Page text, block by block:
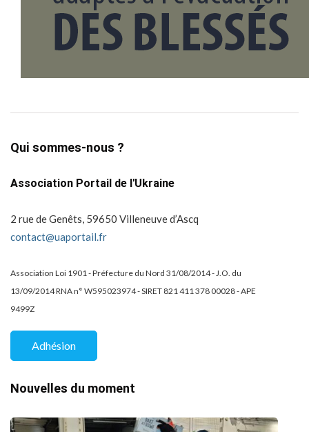
Qui sommes-nous ?
Association Portail de l'Ukraine
2 rue de Genêts, 59650 Villeneuve d’Ascq
contact@uaportail.fr
Association Loi 1901 - Préfecture du Nord 31/08/2014 - J.O. du
13/09/2014 RNA n° W595023974 - SIRET 821 411 378 00028 - APE
9499Z
Adhésion
Nouvelles du moment